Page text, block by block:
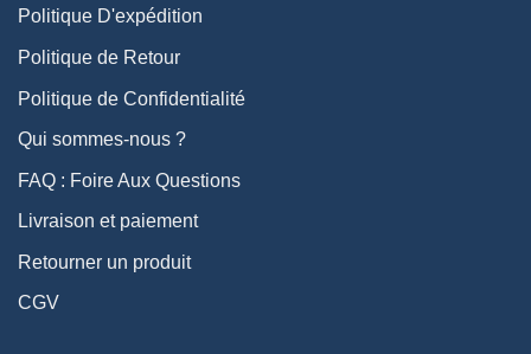
Politique D'expédition
Politique de Retour
Politique de Confidentialité
Qui sommes-nous ?
FAQ : Foire Aux Questions
Livraison et paiement
Retourner un produit
CGV